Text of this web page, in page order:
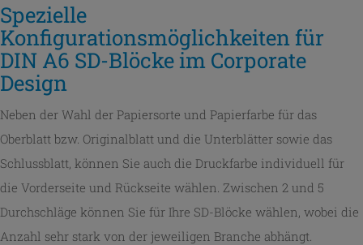
Spezielle
Konfigurationsmöglichkeiten für
DIN A6 SD-Blöcke im Corporate
Design
Neben der Wahl der Papiersorte und Papierfarbe für das
Oberblatt bzw. Originalblatt und die Unterblätter sowie das
Schlussblatt, können Sie auch die Druckfarbe individuell für
die Vorderseite und Rückseite wählen. Zwischen 2 und 5
Durchschläge können Sie für Ihre SD-Blöcke wählen, wobei die
Anzahl sehr stark von der jeweiligen Branche abhängt.